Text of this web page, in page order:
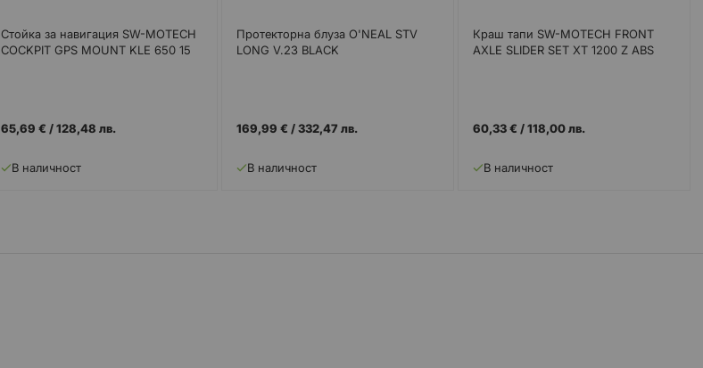
Стойка за навигация SW-MOTECH
COCKPIT GPS MOUNT KLE 650 15
65,69 € /128,48 лв.
В наличност
Протекторна блуза O'NEAL STV
LONG V.23 BLACK
169,99 € /332,47 лв.
В наличност
Краш тапи SW-MOTECH FRONT
AXLE SLIDER SET XT 1200 Z ABS
60,33 € /118,00 лв.
В наличност